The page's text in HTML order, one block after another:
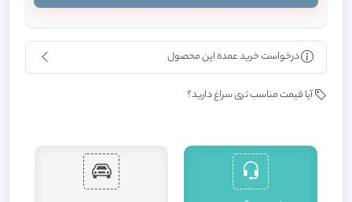
درخواست خرید عمده این محصول
آیا قیمت مناسب تری سراغ دارید؟